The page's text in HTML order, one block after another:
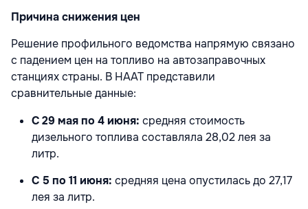
Причина снижения цен
Решение профильного ведомства напрямую связано
с падением цен на топливо на автозаправочных
станциях страны. В НААТ представили
сравнительные данные:
С 29 мая по 4 июня: средняя стоимость
дизельного топлива составляла 28,02 лея за
литр.
С 5 по 11 июня: средняя цена опустилась до 27,17
лея за литр.